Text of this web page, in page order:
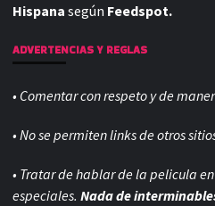
Hispana según Feedspot.
ADVERTENCIAS Y REGLAS
• Comentar con respeto y de
• No se permiten links de otros
• Tratar de hablar de la pelicula
especiales. Nada de